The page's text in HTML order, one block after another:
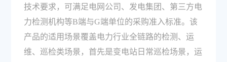
技术要求，可满足电网公司、发电集团、第三方电
力检测机构等B端与G端单位的采购准入标准。该
产品的适用场景覆盖电力行业全链路的检测、运
维、巡检类场景，首先是变电站日常巡检场景，运